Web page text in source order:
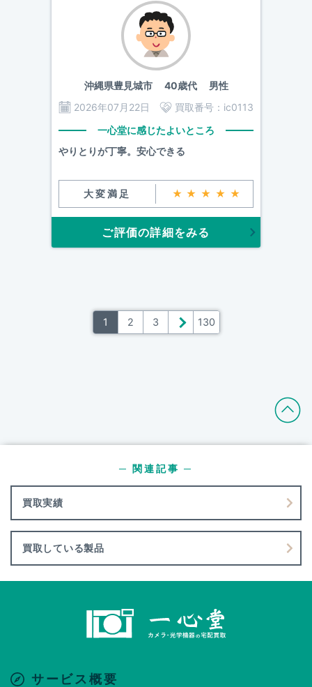
沖縄県豊見城市40歳代 男性
2026年07月22日
買取番号： ic0113
一心堂に感じたよいところ
やりとりが丁寧。安心できる
大変満足 ★★★★★
ご評価の詳細をみる
1 2 3 ＞ 130
買取実績
─ 関連記事 ─
買取している製品
サービス概要